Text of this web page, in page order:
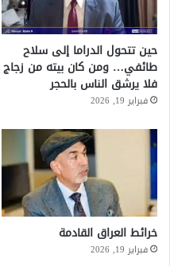
حين تتحول الدراما إلى سلاح
طائفي… ومن كان بيته من زجاج
فلا يرشق الناس بالحجر
فبراير 19, 2026
خرائط العراق القادمة
فبراير 19, 2026